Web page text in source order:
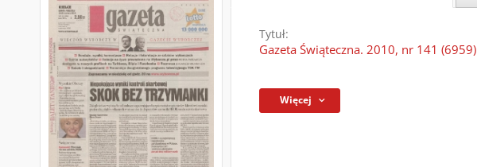
Tytuł:
Gazeta Świąteczna. 2010, nr 141 (6959)
Więcej